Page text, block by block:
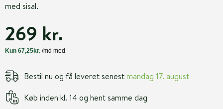
med sisal.
269 kr.
Bestil nu og få leveret senestmandag 17. august
Køb inden kl. 14 og hent samme dag